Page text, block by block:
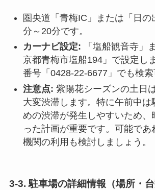
圏央道「青梅IC」または「日の
分～20分です。
カーナビ設定: 「塩船観音寺」
京都青梅市塩船194」で設定し
番号「0428-22-6677」でも検索
注意点: 紫陽花シーズンの土日
大変渋滞します。特に午前中は
めの渋滞が発生しやすいため、
った計画が重要です。可能であ
機関の利用も検討しましょう。
3-3. 駐車場の詳細情報（場所・